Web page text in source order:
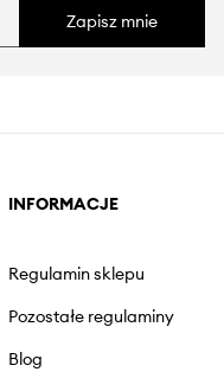
Zapisz mnie
INFORMACJE
Regulamin sklepu
Pozostałe regulaminy
Blog